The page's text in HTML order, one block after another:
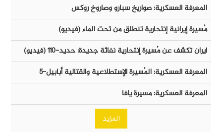
المعرفة العسكرية: صواريخ سبارو وصاروخ روكس
مُسيرة إيرانية إنتحارية تنطلق من تحت الماء (فيديو)
ايران تكشف عن مُسيرة إنتحارية نفاثة جديدة: حديد-١١٠ (فيديو)
المعرفة العسكرية: المُسيرة الإستطلاعية والقتالية أبابيل-٥
المعرفة العسكرية: مسيرة يافا
المزيد